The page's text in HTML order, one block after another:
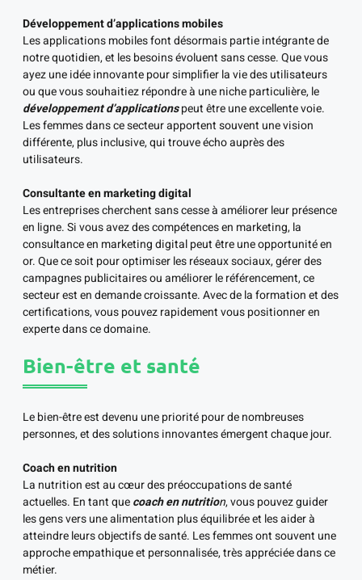
Développement d’applications mobiles
Les applications mobiles font désormais partie intégrante de
notre quotidien, et les besoins évoluent sans cesse. Que vous
ayez une idée innovante pour simplifier la vie des utilisateurs
ou que vous souhaitiez répondre à une niche particulière, le
développement d’applicationspeut être une excellente voie.
Les femmes dans ce secteur apportent souvent une vision
différente, plus inclusive, qui trouve écho auprès des
utilisateurs.
Consultante en marketing digital
Les entreprises cherchent sans cesse à améliorer leur présence
en ligne. Si vous avez des compétences en marketing, la
consultance en marketing digital peut être une opportunité en
or. Que ce soit pour optimiser les réseaux sociaux, gérer des
campagnes publicitaires ou améliorer le référencement, ce
secteur est en demande croissante. Avec de la formation et des
certifications, vous pouvez rapidement vous positionner en
experte dans ce domaine.
Bien-être et santé
Le bien-être est devenu une priorité pour de nombreuses
personnes, et des solutions innovantes émergent chaque jour.
Coach en nutrition
La nutrition est au cœur des préoccupations de santé
actuelles. En tant quecoach en nutrition, vous pouvez guider
les gens vers une alimentation plus équilibrée et les aider à
atteindre leurs objectifs de santé. Les femmes ont souvent une
approche empathique et personnalisée, très appréciée dans ce
métier.